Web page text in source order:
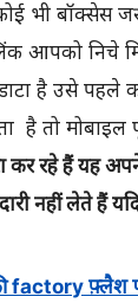
भी बॉक्सेस
आपको निचे
है उसे पहले
तो मोबाइल
कर रहे हैं यह
नहीं लेते हैं
factory फ़्लैश